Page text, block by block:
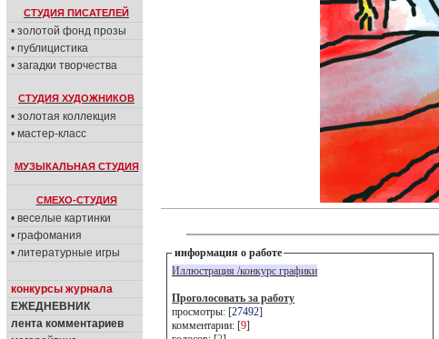
СТУДИЯ ПИСАТЕЛЕЙ
• золотой фонд прозы
• публицистика
• загадки творчества
СТУДИЯ ХУДОЖНИКОВ
• золотая коллекция
• мастер-класс
МУЗЫКАЛЬНАЯ СТУДИЯ
СМЕХО-СТУДИЯ
• веселые картинки
• графомания
• литературные игры
конкурсы журнала
ЕЖЕДНЕВНИК
лента комментариев
информация о работе
Иллюстрация /конкурс графики
Проголосовать за работу
просмотры: [27492]
комментарии: [9]